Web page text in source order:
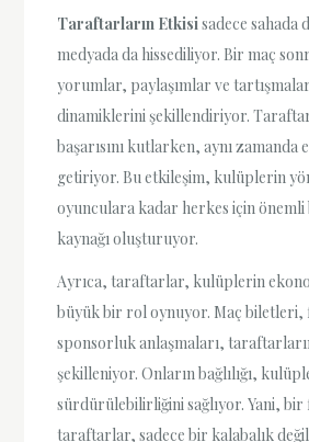
Taraftarların Etkisi sadece sahada
medyada da hissediliyor. Bir maç
yorumlar, paylaşımlar ve
dinamiklerini şekillendiriyor.
başarısını kutlarken, aynı
getiriyor. Bu etkileşim, kulüplerin
oyunculara kadar herkes için
kaynağı oluşturuyor.
Ayrıca, taraftarlar, kulüplerin
büyük bir rol oynuyor. Maç biletleri,
sponsorluk anlaşmaları,
şekilleniyor. Onların bağlılığı,
sürdürülebilirliğini sağlıyor. Yani,
taraftarlar, sadece bir kalabalık